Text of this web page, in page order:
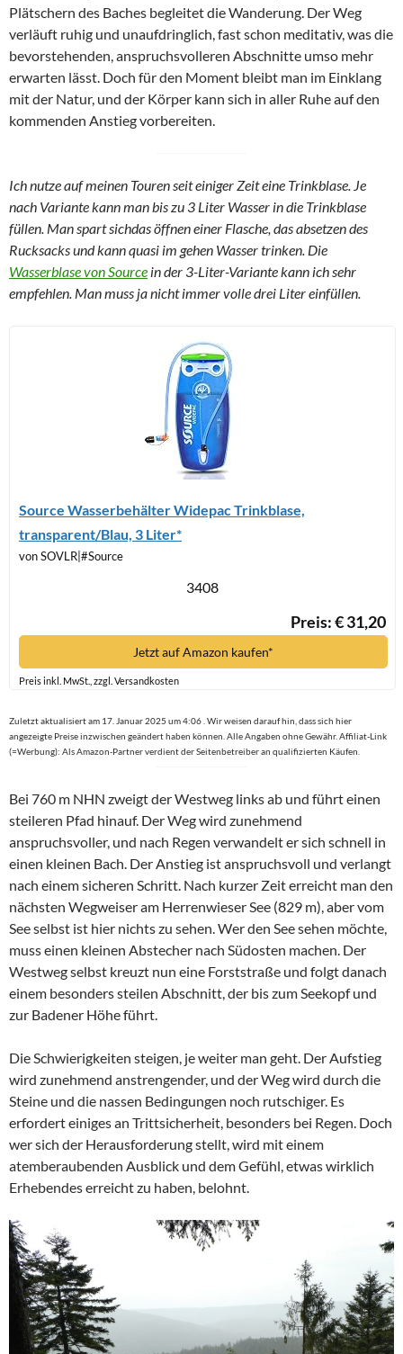
Plätschern des Baches begleitet die Wanderung. Der Weg
verläuft ruhig und unaufdringlich, fast schon meditativ, was die
bevorstehenden, anspruchsvolleren Abschnitte umso mehr
erwarten lässt. Doch für den Moment bleibt man im Einklang
mit der Natur, und der Körper kann sich in aller Ruhe auf den
kommenden Anstieg vorbereiten.
Ich nutze auf meinen Touren seit einiger Zeit eine Trinkblase. Je
nach Variante kann man bis zu 3 Liter Wasser in die Trinkblase
füllen. Man spart sichdas öffnen einer Flasche, das absetzen des
Rucksacks und kann quasi im gehen Wasser trinken. Die
Wasserblase von Source in der 3-Liter-Variante kann ich sehr
empfehlen. Man muss ja nicht immer volle drei Liter einfüllen.
Source Wasserbehälter Widepac Trinkblase,
transparent/Blau, 3 Liter*
von SOVLR|#Source
3408
Preis: € 31,20
Jetzt auf Amazon kaufen*
Preis inkl. MwSt., zzgl. Versandkosten
Zuletzt aktualisiert am 17. Januar 2025 um 4:06 . Wir weisen darauf hin, dass sich hier
angezeigte Preise inzwischen geändert haben können. Alle Angaben ohne Gewähr. Affiliat-Link
(=Werbung): Als Amazon-Partner verdient der Seitenbetreiber an qualifizierten Käufen.
Bei 760 m NHN zweigt der Westweg links ab und führt einen
steileren Pfad hinauf. Der Weg wird zunehmend
anspruchsvoller, und nach Regen verwandelt er sich schnell in
einen kleinen Bach. Der Anstieg ist anspruchsvoll und verlangt
nach einem sicheren Schritt. Nach kurzer Zeit erreicht man den
nächsten Wegweiser am Herrenwieser See (829 m), aber vom
See selbst ist hier nichts zu sehen. Wer den See sehen möchte,
muss einen kleinen Abstecher nach Südosten machen. Der
Westweg selbst kreuzt nun eine Forststraße und folgt danach
einem besonders steilen Abschnitt, der bis zum Seekopf und
zur Badener Höhe führt.
Die Schwierigkeiten steigen, je weiter man geht. Der Aufstieg
wird zunehmend anstrengender, und der Weg wird durch die
Steine und die nassen Bedingungen noch rutschiger. Es
erfordert einiges an Trittsicherheit, besonders bei Regen. Doch
wer sich der Herausforderung stellt, wird mit einem
atemberaubenden Ausblick und dem Gefühl, etwas wirklich
Erhebendes erreicht zu haben, belohnt.